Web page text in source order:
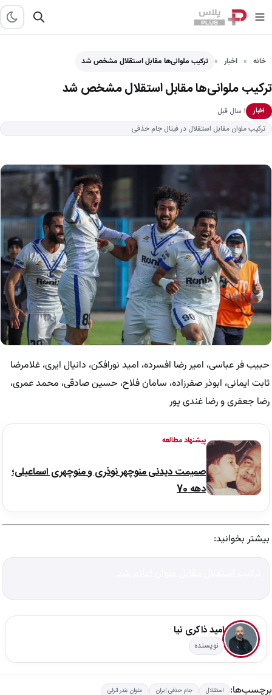
خانه اخبار ترکیب ملوانی‌ها مقابل استقلال مشخص شد
ترکیب ملوانی‌ها مقابل استقلال مشخص شد
اخبار
۱ سال قبل
ترکیب ملوان مقابل استقلال در فینال جام حذفی
حبیب فر عباسی، امیر رضا افسرده، امید نورافکن، دانیال ایری، غلامرضا
ثابت ایمانی، ابوذر صفرزاده، سامان فلاح، حسین صادقی، محمد عمری،
رضا جعفری و رضا غندی پور
پیشنهاد مطالعه
صمیمت دیدنی منوچهر نوذری و منوچهری اسماعیلی؛
دهه 70
بیشتر بخوانید:
امید ذاکری نیا
نویسنده
برچسب‌ها: استقلال جام حذفی ایران ملوان بندر انزلی